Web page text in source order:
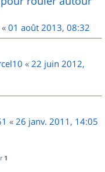
« 01 août 2013, 08:32
« 22 juin 2012,
« 26 janv. 2011, 14:05
1